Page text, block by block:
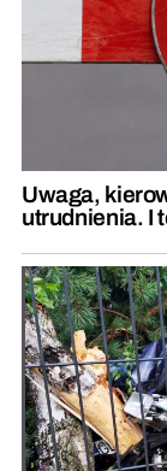
Uwaga,
utrudnienia. I